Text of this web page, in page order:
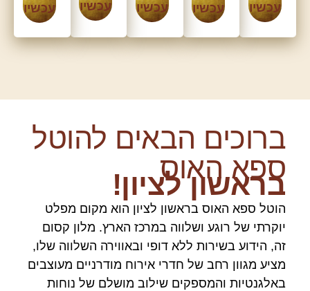
עכשיו
עכשיו
עכשיו
עכשיו
עכשיו
הבאים להוטל
האוסלציון!
ספא האוס בראשון לציון הוא מקום מפלט
של רוגע ושלווה במרכז הארץ. מלון קסום
הידוע בשירות ללא דופי ובאווירה השלווה שלו,
מגוון רחב של חדרי אירוח מודרניים מעוצבים
והמספקים שילוב מושלם של נוחות